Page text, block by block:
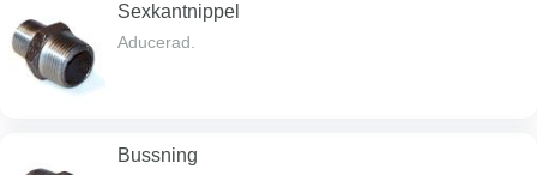
Sexkantnippel
Aducerad.
Bussning